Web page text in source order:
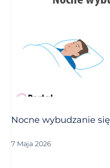
Nocne wybudzanie się
7 Maja 2026